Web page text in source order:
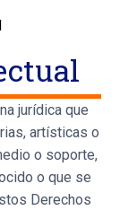
jurídica que
artísticas o
o soporte,
o que se
Derechos